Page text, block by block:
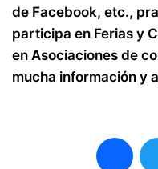
de Facebook, etc.,
participa en Ferias y
en Asociaciones de
mucha información y